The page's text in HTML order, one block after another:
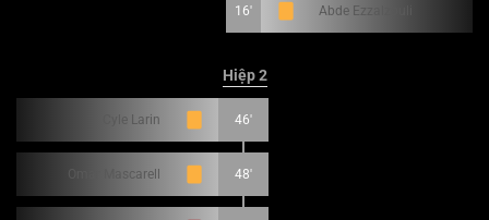
16' Abde Ezzalzouli
Hiệp 2
Cyle Larin 46'
Omar Mascarell 48'